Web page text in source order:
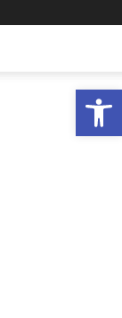
פתח סרגל נגישות